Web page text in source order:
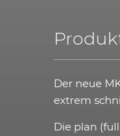
Der neue
extrem
Die plan